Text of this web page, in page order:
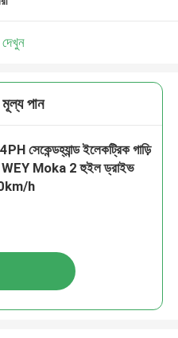
পান
সেকেন্ডহ্যান্ড ইলেকট্রিক গাড়ি
WEY Moka 2 হুইল ড্রাইভ
h